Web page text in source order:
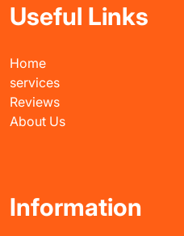
Useful Links
Home
services
Reviews
About Us
Information